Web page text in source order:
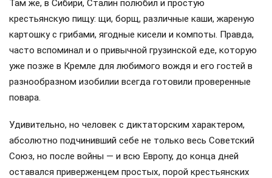
Там же, в Сибири, Сталин полюбил и простую
крестьянскую пищу: щи, борщ, различные каши, жареную
картошку с грибами, ягодные кисели и компоты. Правда,
часто вспоминал и о привычной грузинской еде, которую
уже позже в Кремле для любимого вождя и его гостей в
разнообразном изобилии всегда готовили проверенные
повара.
Удивительно, но человек с диктаторским характером,
абсолютно подчинивший себе не только весь Советский
Союз, но после войны — и всю Европу, до конца дней
оставался приверженцем простых, порой крестьянских